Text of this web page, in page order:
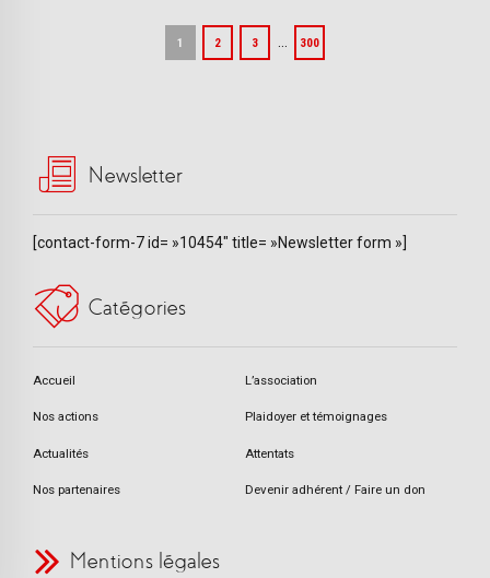
1 2 3 300
Newsletter
[contact-form-7 id= »10454″ title= »Newsletter form »]
Catégories
Accueil L’association
Nos actions Plaidoyer et témoignages
Actualités Attentats
Nos partenaires Devenir adhérent / Faire un don
Mentions légales